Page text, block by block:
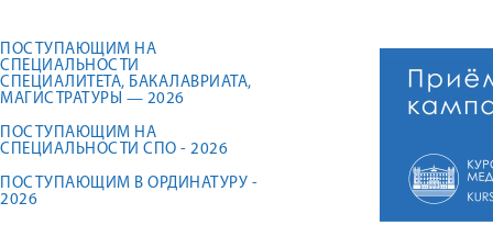
ПОСТУПАЮЩИМ НА
СПЕЦИАЛЬНОСТИ
СПЕЦИАЛИТЕТА, БАКАЛАВРИАТА,
МАГИСТРАТУРЫ — 2026
ПОСТУПАЮЩИМ НА
СПЕЦИАЛЬНОСТИ СПО - 2026
ПОСТУПАЮЩИМ В ОРДИНАТУРУ -
2026